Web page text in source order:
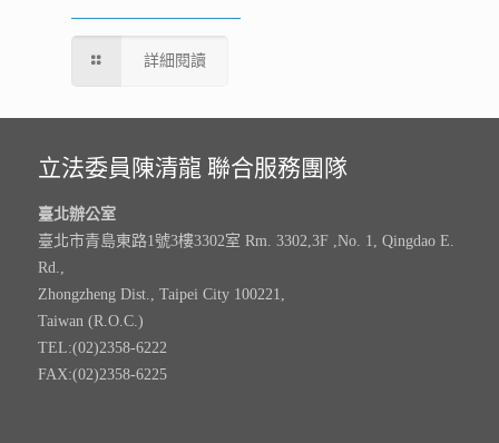
詳細閱讀
立法委員陳清龍 聯合服務團隊
臺北辦公室
臺北市青島東路1號3樓3302室 Rm. 3302,3F ,No. 1, Qingdao E.
Rd.,
Zhongzheng Dist., Taipei City 100221,
Taiwan (R.O.C.)
TEL:(02)2358-6222
FAX:(02)2358-6225